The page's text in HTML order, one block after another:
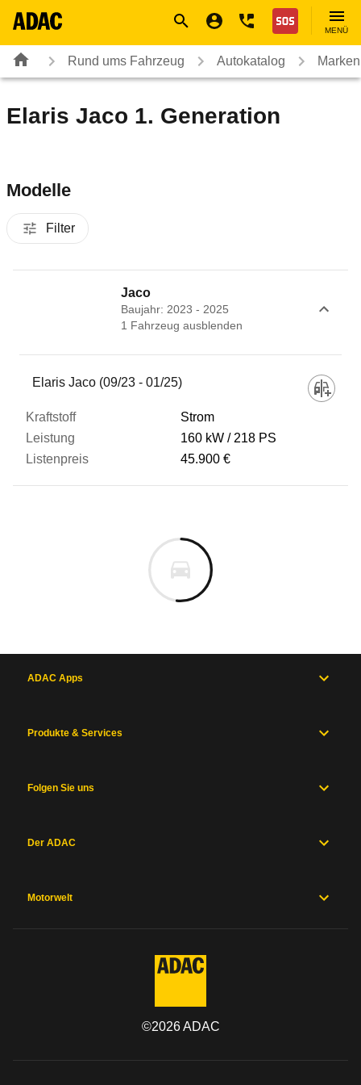
Nothilfe
MENÜ
Rund ums Fahrzeug Autokatalog
Elaris Jaco 1. Generation
Modelle
Filter
Jaco
Baujahr: 2023 - 2025
1 Fahrzeug ausblenden
Fahrzeug
Kraftstoff
Leistung
Zum Vergleich hinzufügen
Elaris Jaco (09/23 - 01/25)
Strom
160 kW
218 PS
45.900 €
ADAC Apps
Produkte & Services
Folgen Sie uns
Der ADAC
Motorwelt
©2026ADAC